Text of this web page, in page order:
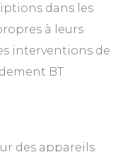
dans les
à leurs
interventions de
BT
des appareils